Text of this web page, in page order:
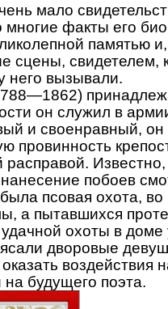
мало
факты его
памятью
сцены, свидетелем,
него вызывали.
он служил в
и своенравный, он
провинность
побоев
псовая охота, во
а пытавшихся
охоты в доме
дворовые
будущего поэта.